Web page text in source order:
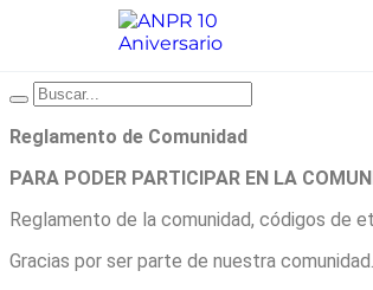
Reglamento de Comunidad
PARA PODER PARTICIPAR EN LA
Reglamento de la comunidad, códigos de
Gracias por ser parte de nuestra